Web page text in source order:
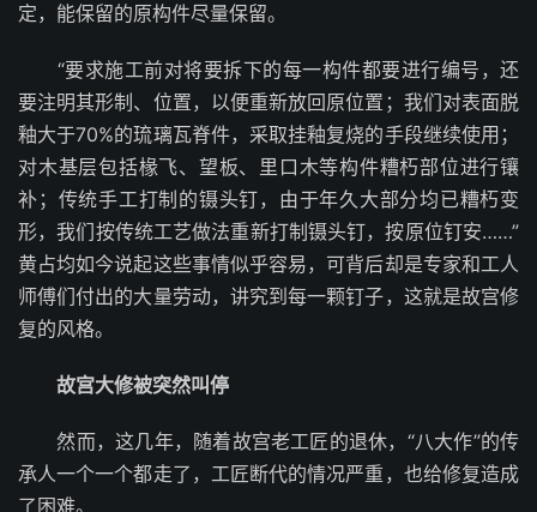
定，能保留的原构件尽量保留。
“要求施工前对将要拆下的每一构件都要进行编号，还
要注明其形制、位置，以便重新放回原位置；我们对表面脱
釉大于70%的琉璃瓦脊件，采取挂釉复烧的手段继续使用；
对木基层包括椽飞、望板、里口木等构件糟朽部位进行镶
补；传统手工打制的镊头钉，由于年久大部分均已糟朽变
形，我们按传统工艺做法重新打制镊头钉，按原位钉安……”
黄占均如今说起这些事情似乎容易，可背后却是专家和工人
师傅们付出的大量劳动，讲究到每一颗钉子，这就是故宫修
复的风格。
故宫大修被突然叫停
然而，这几年，随着故宫老工匠的退休，“八大作”的传
承人一个一个都走了，工匠断代的情况严重，也给修复造成
了困难。